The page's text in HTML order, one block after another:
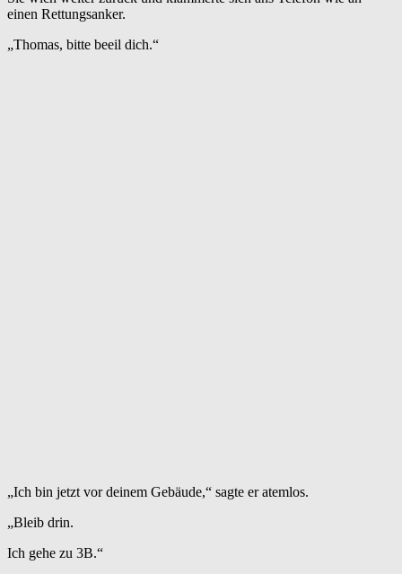
einen Rettungsanker.
„Thomas, bitte beeil dich.“
„Ich bin jetzt vor deinem Gebäude,“ sagte er atemlos.
„Bleib drin.
Ich gehe zu 3B.“